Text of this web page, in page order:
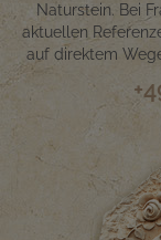
Naturstein. Bei
aktuellen
auf direktem